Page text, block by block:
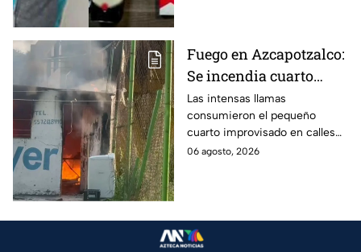
Fuego en Azcapotzalco:
Se incendia cuarto
improvisado en la
Industrial Vallejo;
rompen cadenas para
combatir las llamas
Las intensas llamas
consumieron el pequeño
cuarto improvisado en calles
de Azcapotzalco; bomberos
06 agosto, 2026